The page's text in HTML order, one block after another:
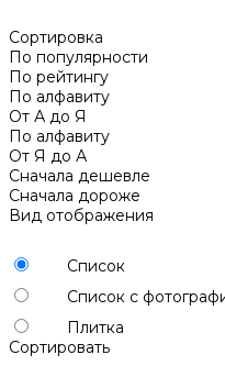
Сортировка
По популярности
По рейтингу
По алфавиту
От А до Я
По алфавиту
От Я до А
Сначала дешевле
Сначала дороже
Вид отображения
Список
Список с
Плитка
Сортировать